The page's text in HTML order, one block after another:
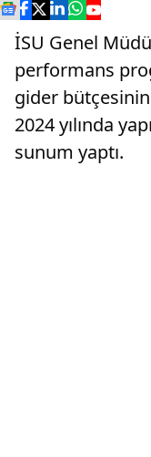
İSU Genel
performans
gider
2024 yılında
sunum yaptı.